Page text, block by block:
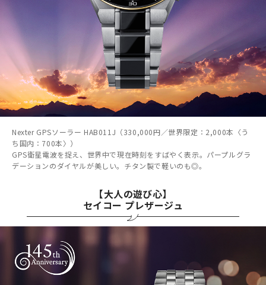
Nexter GPSソーラー HAB011J（330,000円／世界限定：2,000本〈う
ち国内：700本〉）
GPS衛星電波を捉え、世界中で現在時刻をすばやく表示。パープルグラ
デーションのダイヤルが美しい。チタン製で軽いのも◎。
【大人の遊び心】
セイコー プレザージュ